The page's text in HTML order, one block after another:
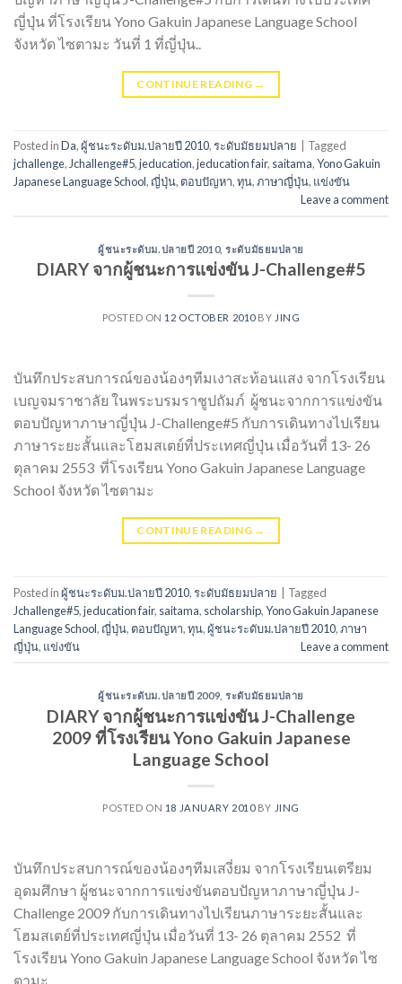
ญี่ปุ่น ที่โรงเรียน Yono Gakuin Japanese Language School
จังหวัด ไซตามะ วันที่ 1 ที่ญี่ปุ่น..
CONTINUE READING →
Posted inDa,ผู้ชนะระดับม.ปลายปี 2010,ระดับมัธยมปลาย
Tagged
jchallenge, Jchallenge#5,jeducation,jeducation fair, saitama,Yono Gakuin
Japanese Language School,ญี่ปุ่น, ตอบปัญหา,ทุน,ภาษาญี่ปุ่น, แข่งขัน
Leave a comment
ผู้ชนะระดับม.ปลายปี 2010,ระดับมัธยมปลาย
DIARY จากผู้ชนะการแข่งขัน J-Challenge#5
POSTED ON 12 OCTOBER 2010BY JING
บันทึกประสบการณ์ของน้องๆทีมเงาสะท้อนแสง จากโรงเรียน
เบญจมราชาลัย ในพระบรมราชูปถัมภ์ ผู้ชนะจากการแข่งขัน
ตอบปัญหาภาษาญี่ปุ่น J-Challenge#5 กับการเดินทางไปเรียน
ภาษาระยะสั้นและโฮมสเตย์ที่ประเทศญี่ปุ่น เมื่อวันที่ 13- 26
ตุลาคม 2553 ที่โรงเรียน Yono Gakuin Japanese Language
School จังหวัด ไซตามะ
CONTINUE READING →
Posted inผู้ชนะระดับม.ปลายปี 2010,ระดับมัธยมปลาย | Tagged
Jchallenge#5,jeducation fair, saitama, scholarship,Yono Gakuin Japanese
Language School,ญี่ปุ่น, ตอบปัญหา,ทุน,ผู้ชนะระดับม.ปลายปี 2010,ภาษา
ญี่ปุ่น, แข่งขัน Leave a comment
ผู้ชนะระดับม.ปลายปี 2009 ,ระดับมัธยมปลาย
DIARY จากผู้ชนะการแข่งขัน J-Challenge
2009 ที่โรงเรียน Yono Gakuin Japanese
Language School
POSTED ON 18 JANUARY 2010BY JING
บันทึกประสบการณ์ของน้องๆทีมเสงี่ยม จากโรงเรียนเตรียม
อุดมศึกษา ผู้ชนะจากการแข่งขันตอบปัญหาภาษาญี่ปุ่น J-
Challenge 2009 กับการเดินทางไปเรียนภาษาระยะสั้นและ
โฮมสเตย์ที่ประเทศญี่ปุ่น เมื่อวันที่ 13- 26 ตุลาคม 2552 ที่
โรงเรียน Yono Gakuin Japanese Language School จังหวัด ไซ
ตามะ